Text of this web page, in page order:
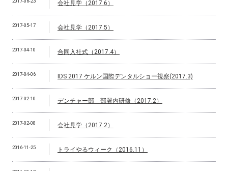
会社見学（2017.6）
2017-05-17 会社見学（2017.5）
2017-04-10 合同入社式（2017.4）
2017-04-06 IDS 2017 ケルン国際デンタルショー視察(2017.3)
2017-02-10 デンチャー部 部署内研修（2017.2）
2017-02-08 会社見学（2017.2）
2016-11-25 トライやるウィーク（2016.11）